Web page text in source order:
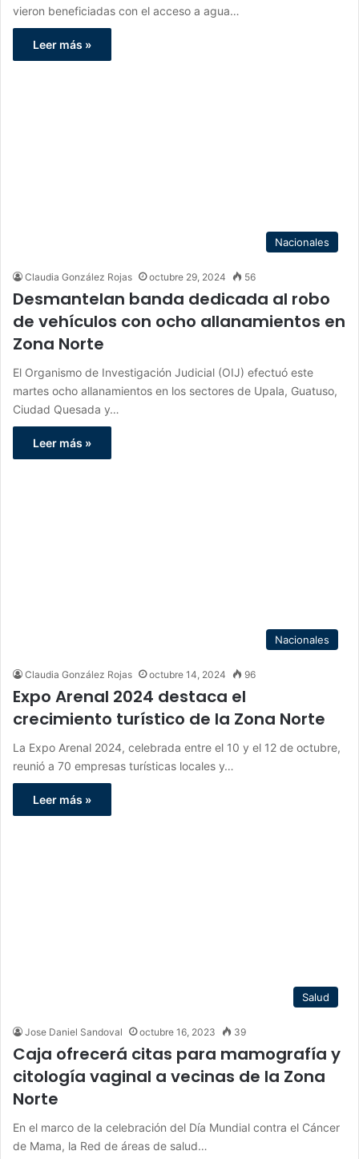
vieron beneficiadas con el acceso a agua…
Leer más »
Nacionales
Claudia González Rojas octubre 29, 2024 56
Desmantelan banda dedicada al robo
de vehículos con ocho allanamientos en
Zona Norte
El Organismo de Investigación Judicial (OIJ) efectuó este
martes ocho allanamientos en los sectores de Upala, Guatuso,
Ciudad Quesada y…
Leer más »
Nacionales
Claudia González Rojas octubre 14, 2024 96
Expo Arenal 2024 destaca el
crecimiento turístico de la Zona Norte
La Expo Arenal 2024, celebrada entre el 10 y el 12 de octubre,
reunió a 70 empresas turísticas locales y…
Leer más »
Salud
Jose Daniel Sandoval octubre 16, 2023 39
Caja ofrecerá citas para mamografía y
citología vaginal a vecinas de la Zona
Norte
En el marco de la celebración del Día Mundial contra el Cáncer
de Mama, la Red de áreas de salud…